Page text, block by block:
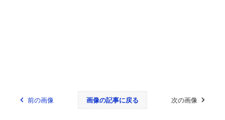
前の画像 画像の記事に戻る 次の画像